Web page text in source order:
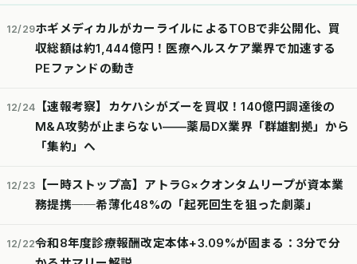
12/29ホギメディカルがカーライルによるTOBで非公開化、買
収総額は約1,444億円！医療ヘルスケア業界で加速する
PEファンドの動き
12/24
【速報考察】カケハシがズーを買収！140億円調達後の
M&A攻勢が止まらない——薬局DX業界「群雄割拠」から
「集約」へ
12/23
【一時ストップ高】アトラG×クオンタムリープが資本業
務提携──希薄化48%の「起死回生を狙った劇薬」
12/22令和8年度診療報酬改定本体+3.09%が固まる：3分で分